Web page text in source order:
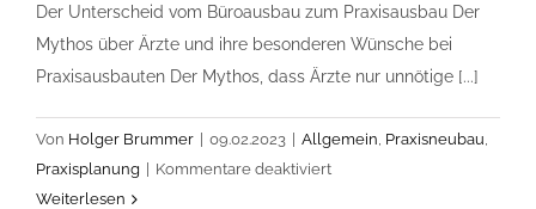
Der Unterscheid vom Büroausbau zum Praxisausbau Der
Mythos über Ärzte und ihre besonderen Wünsche bei
Praxisausbauten Der Mythos, dass Ärzte nur unnötige [...]
Von Holger Brummer 09.02.2023 Allgemein, Praxisneubau,
Praxisplanung
Kommentare deaktiviertfür
Weiterlesen